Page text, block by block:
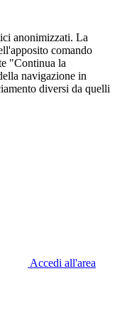
anonimizzati. La
comando
"Continua la
navigazione in
diversi da quelli
Accedi all'area